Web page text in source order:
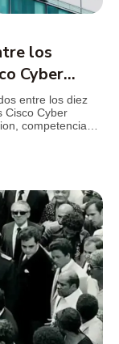
los
Cyber
entre los diez
Cisco Cyber
competencia